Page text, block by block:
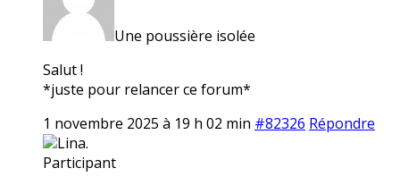
Une poussière isolée
Salut !
*juste pour relancer ce forum*
1 novembre 2025 à 19 h 02 min #82326 Répondre
Lina.
Participant